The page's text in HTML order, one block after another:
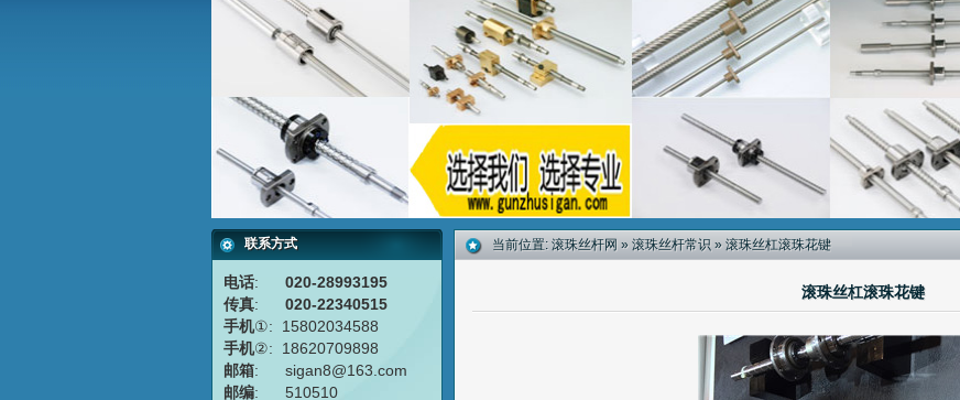
联系方式
电话: 020-28993195
传真:
020-22340515
手机①: 15802034588
手机②: 18620709898
邮箱: sigan8@163.com
邮编: 510510
当前位置: 滚珠丝杆网 » 滚珠丝杆常识 » 滚珠丝杠滚珠花键
滚珠丝杠滚珠花键